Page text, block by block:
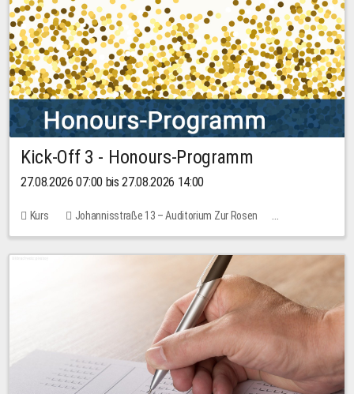
Kick-Off 3 - Honours-Programm
27.08.2026 07:00 bis 27.08.2026 14:00
Kurs
Johannisstraße 13 – Auditorium Zur Rosen
11 Plätze